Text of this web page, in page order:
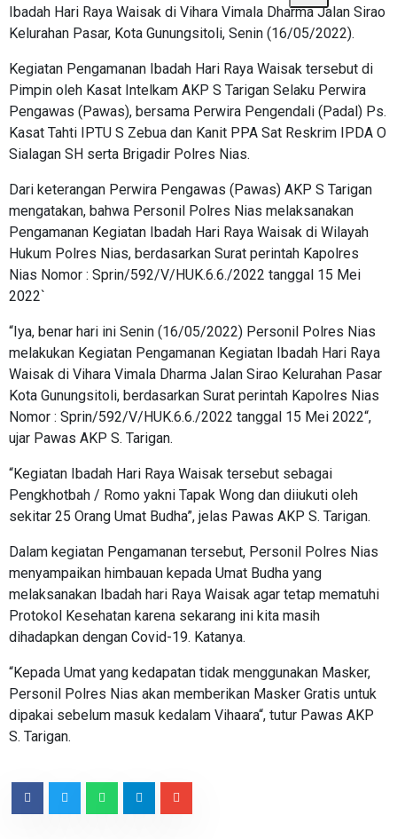
Ibadah Hari Raya Waisak di Vihara Vimala Dharma Jalan Sirao
Kelurahan Pasar, Kota Gunungsitoli, Senin (16/05/2022).
Kegiatan Pengamanan Ibadah Hari Raya Waisak tersebut di
Pimpin oleh Kasat Intelkam AKP S Tarigan Selaku Perwira
Pengawas (Pawas), bersama Perwira Pengendali (Padal) Ps.
Kasat Tahti IPTU S Zebua dan Kanit PPA Sat Reskrim IPDA O
Sialagan SH serta Brigadir Polres Nias.
Dari keterangan Perwira Pengawas (Pawas) AKP S Tarigan
mengatakan, bahwa Personil Polres Nias melaksanakan
Pengamanan Kegiatan Ibadah Hari Raya Waisak di Wilayah
Hukum Polres Nias, berdasarkan Surat perintah Kapolres
Nias Nomor : Sprin/592/V/HUK.6.6./2022 tanggal 15 Mei
2022`
“Iya, benar hari ini Senin (16/05/2022) Personil Polres Nias
melakukan Kegiatan Pengamanan Kegiatan Ibadah Hari Raya
Waisak di Vihara Vimala Dharma Jalan Sirao Kelurahan Pasar
Kota Gunungsitoli, berdasarkan Surat perintah Kapolres Nias
Nomor : Sprin/592/V/HUK.6.6./2022 tanggal 15 Mei 2022“,
ujar Pawas AKP S. Tarigan.
“Kegiatan Ibadah Hari Raya Waisak tersebut sebagai
Pengkhotbah / Romo yakni Tapak Wong dan diiukuti oleh
sekitar 25 Orang Umat Budha”, jelas Pawas AKP S. Tarigan.
Dalam kegiatan Pengamanan tersebut, Personil Polres Nias
menyampaikan himbauan kepada Umat Budha yang
melaksanakan Ibadah hari Raya Waisak agar tetap mematuhi
Protokol Kesehatan karena sekarang ini kita masih
dihadapkan dengan Covid-19. Katanya.
“Kepada Umat yang kedapatan tidak menggunakan Masker,
Personil Polres Nias akan memberikan Masker Gratis untuk
dipakai sebelum masuk kedalam Vihaara“, tutur Pawas AKP
S. Tarigan.